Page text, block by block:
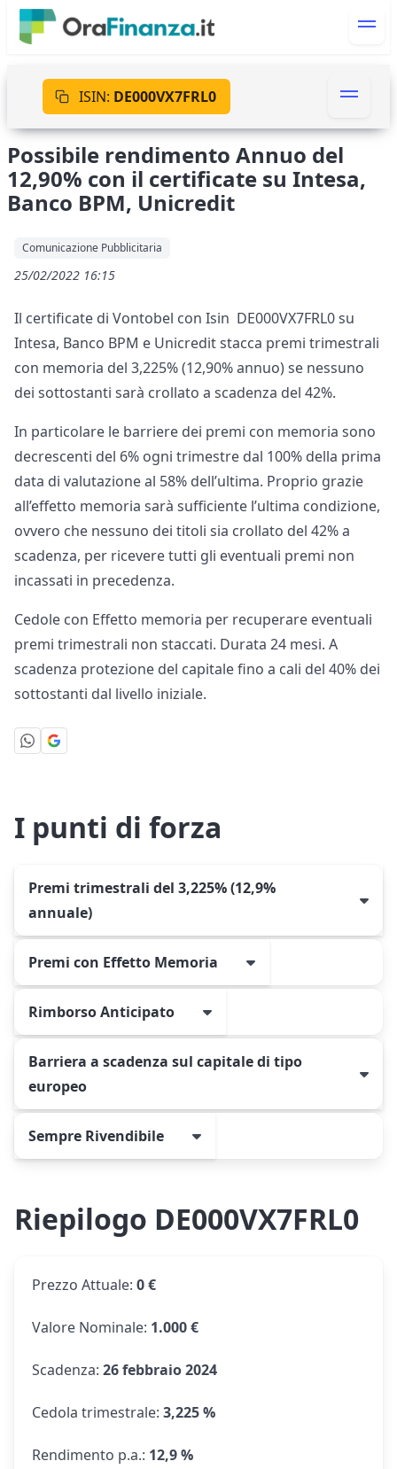
ISIN: DE000VX7FRL0
Possibile rendimento Annuo del
12,90% con il certificate su Intesa,
Banco BPM, Unicredit
Comunicazione Pubblicitaria
25/02/2022 16:15
Il certificate di Vontobel con Isin DE000VX7FRL0 su
Intesa, Banco BPM e Unicredit stacca premi trimestrali
con memoria del 3,225% (12,90% annuo) se nessuno
dei sottostanti sarà crollato a scadenza del 42%.
In particolare le barriere dei premi con memoria sono
decrescenti del 6% ogni trimestre dal 100% della prima
data di valutazione al 58% dell’ultima. Proprio grazie
all’effetto memoria sarà sufficiente l’ultima condizione,
ovvero che nessuno dei titoli sia crollato del 42% a
scadenza, per ricevere tutti gli eventuali premi non
incassati in precedenza.
Cedole con Effetto memoria per recuperare eventuali
premi trimestrali non staccati. Durata 24 mesi. A
scadenza protezione del capitale fino a cali del 40% dei
sottostanti dal livello iniziale.
I punti di forza
Premi trimestrali del 3,225% (12,9%
annuale)
Premi con Effetto Memoria
Rimborso Anticipato
Barriera a scadenza sul capitale di tipo
europeo
Sempre Rivendibile
Riepilogo DE000VX7FRL0
Prezzo Attuale: 0 €
Valore Nominale: 1.000 €
Scadenza: 26 febbraio 2024
Cedola trimestrale: 3,225 %
Rendimento p.a.: 12,9 %